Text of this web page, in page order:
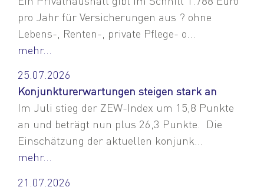
pro Jahr für Versicherungen aus ? ohne
Lebens-, Renten-, private Pflege- o...
mehr...
25.07.2026
Konjunkturerwartungen steigen stark an
Im Juli stieg der ZEW-Index um 15,8 Punkte
an und beträgt nun plus 26,3 Punkte. Die
Einschätzung der aktuellen konjunk...
mehr...
21.07.2026